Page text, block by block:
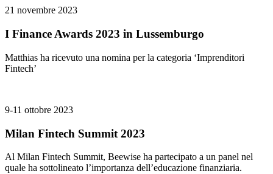
21 novembre 2023
I Finance Awards 2023 in Lussemburgo
Matthias ha ricevuto una nomina per la categoria ‘Imprenditori
Fintech’
9-11 ottobre 2023
Milan Fintech Summit 2023
Al Milan Fintech Summit, Beewise ha partecipato a un panel nel
quale ha sottolineato l’importanza dell’educazione finanziaria.